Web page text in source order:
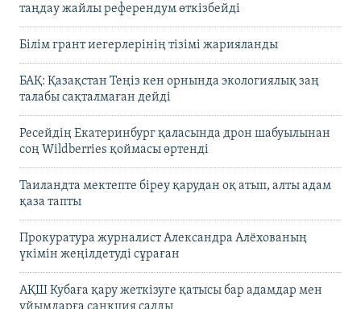
таңдау жайлы референдум өткізбейді
Білім грант иегерлерінің тізімі жарияланды
БАҚ: Қазақстан Теңіз кен орнында экологиялық заң
талабы сақталмаған дейді
Ресейдің Екатеринбург қаласында дрон шабуылынан
соң Wildberries қоймасы өртенді
Таиландта мектепте біреу қарудан оқ атып, алты адам
қаза тапты
Прокуратура журналист Александра Алёхованың
үкімін жеңілдетуді сұраған
АҚШ Кубаға қару жеткізуге қатысы бар адамдар мен